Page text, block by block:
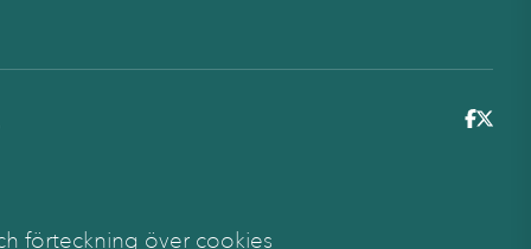
förteckning över cookies